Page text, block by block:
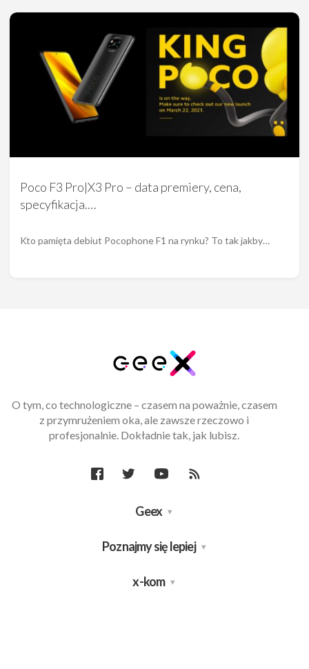
Poco F3 Pro|X3 Pro – data premiery, cena,
specyfikacja.…
Kto pamięta debiut Pocophone F1 na rynku? To tak jakby…
O tym, co technologiczne – czasem na poważnie, czasem
z przymrużeniem oka, ale zawsze rzeczowo i
profesjonalnie. Dokładnie tak, jak lubisz.
Geex
Poznajmy się lepiej
x-kom